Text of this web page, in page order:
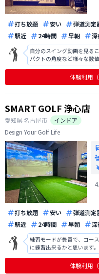
打ち放題 安い 弾道測定
駅近
24時間 早朝 深
自分のスイング動画を見る
パクトの角度など様々な数
自動にしてほしい。ボール
ースを回ることができるの
体験ができるのが良い。あ
体験利用
SMART GOLF 浄心店
愛知県名古屋市
インドア
Design Your Golf Life
打ち放題 安い 弾道測定
駅近
24時間 早朝 深
練習モードが豊富で、コー
に練習出来るかと思います
た、24時間稼働なので早朝
スへ行くことも出来るので
体験利用